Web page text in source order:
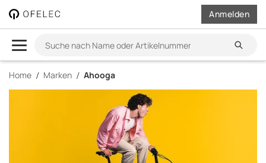
Brand
Listing
OFELEC
AG
Suche
nach
Name
oder
Anmelden
Home Marken Ahooga
main.content